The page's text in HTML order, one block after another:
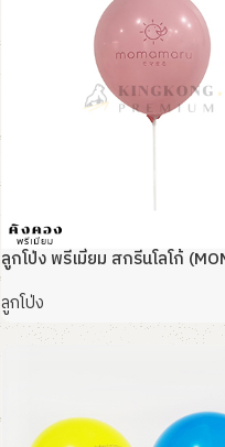
ลูกโป่ง พรีเมี่ยม สกรีนโลโก้
ลูกโป่ง
อ่านเพิ่ม